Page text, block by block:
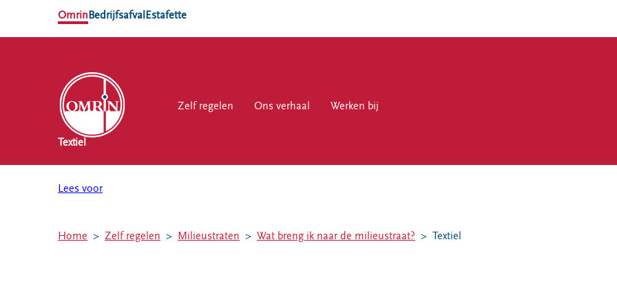
OmrinBedrijfsafval Estafette
Zelf regelen Ons verhaal Werken bij
Zelf regelen Ons verhaal Werken bij
Afvalkalender
Storing, klacht
Textiel
Lees voor
Home Zelf regelen Milieustraten Wat breng ik naar de milieustraat? Textiel